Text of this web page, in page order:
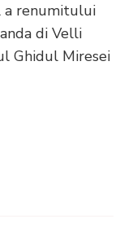
a renumitului
di Velli
Ghidul Miresei